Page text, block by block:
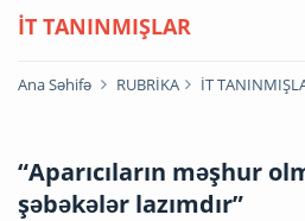
İT TANINMIŞLAR
Ana Səhifə RUBRİKA İT
“Aparıcıların məşhur
şəbəkələr lazımdır”